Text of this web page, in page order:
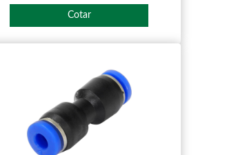
Cotar